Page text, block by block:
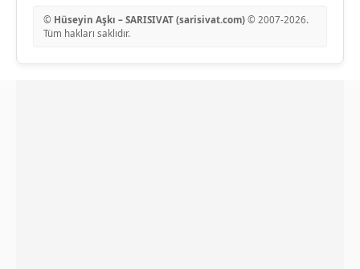
© Hüseyin Aşkı – SARISIVAT (sarisivat.com) © 2007-2026.
Tüm hakları saklıdır.